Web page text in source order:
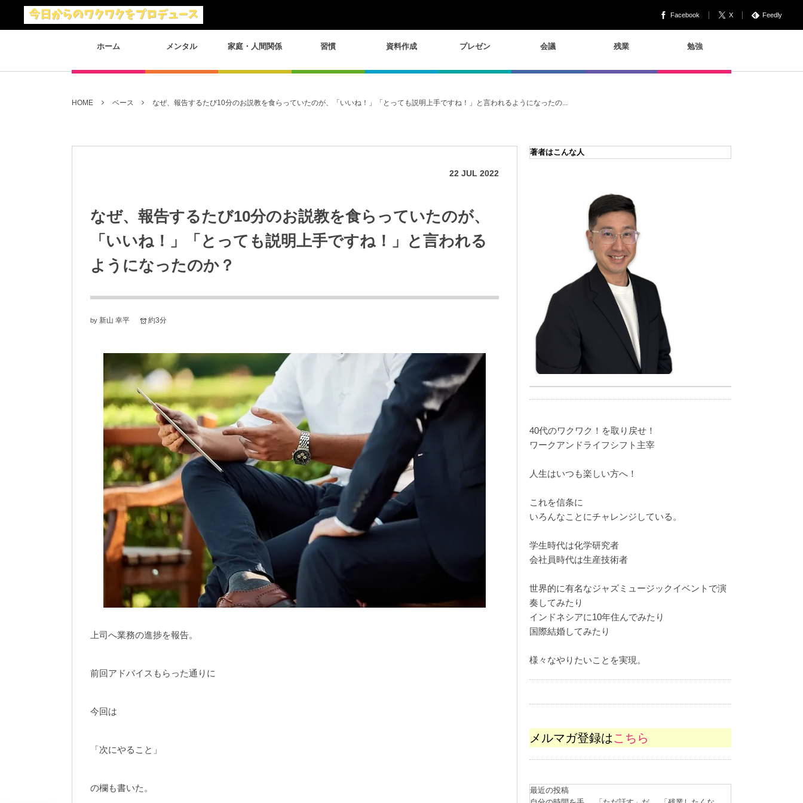
Facebook X Feedly
ホーム メンタル 家庭・人間関係 習慣 資料作成 プレゼン 会議 残業 勉強
HOME ベース なぜ、報告するたび10分のお説教を食らっていたのが、「いいね！」「とっても説明上手ですね！」と言われるようになったの...
22 JUL 2022
なぜ、報告するたび10分のお説教を食らっていたのが、
「いいね！」「とっても説明上手ですね！」と言われる
ようになったのか？
by 新山 幸平 約3分
上司へ業務の進捗を報告。
前回アドバイスもらった通りに
今回は
「次にやること」
の欄も書いた。
著者はこんな人
40代のワクワク！を取り戻せ！
ワークアンドライフシフト主宰
人生はいつも楽しい方へ！
これを信条に
いろんなことにチャレンジしている。
学生時代は化学研究者
会社員時代は生産技術者
世界的に有名なジャズミュージックイベントで演
奏してみたり
インドネシアに10年住んでみたり
国際結婚してみたり
様々なやりたいことを実現。
メルマガ登録はこちら
最近の投稿